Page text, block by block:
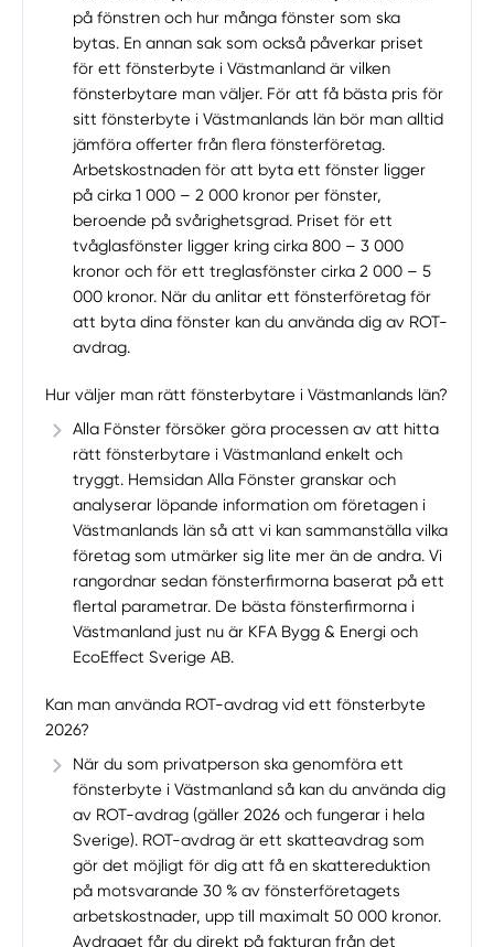
på fönstren och hur många fönster som ska
bytas. En annan sak som också påverkar priset
för ett fönsterbyte i Västmanland är vilken
fönsterbytare man väljer. För att få bästa pris för
sitt fönsterbyte i Västmanlands län bör man alltid
jämföra offerter från flera fönsterföretag.
Arbetskostnaden för att byta ett fönster ligger
på cirka 1 000 – 2 000 kronor per fönster,
beroende på svårighetsgrad. Priset för ett
tvåglasfönster ligger kring cirka 800 – 3 000
kronor och för ett treglasfönster cirka 2 000 – 5
000 kronor. När du anlitar ett fönsterföretag för
att byta dina fönster kan du använda dig av ROT-
avdrag.
Hur väljer man rätt fönsterbytare i Västmanlands län?
Alla Fönster försöker göra processen av att hitta
rätt fönsterbytare i Västmanland enkelt och
tryggt. Hemsidan Alla Fönster granskar och
analyserar löpande information om företagen i
Västmanlands län så att vi kan sammanställa vilka
företag som utmärker sig lite mer än de andra. Vi
rangordnar sedan fönsterfirmorna baserat på ett
flertal parametrar. De bästa fönsterfirmorna i
Västmanland just nu är KFA Bygg & Energi och
EcoEffect Sverige AB.
Kan man använda ROT-avdrag vid ett fönsterbyte
2026?
När du som privatperson ska genomföra ett
fönsterbyte i Västmanland så kan du använda dig
av ROT-avdrag (gäller 2026 och fungerar i hela
Sverige). ROT-avdrag är ett skatteavdrag som
gör det möjligt för dig att få en skattereduktion
på motsvarande 30 % av fönsterföretagets
arbetskostnader, upp till maximalt 50 000 kronor.
Avdraget får du direkt på fakturan från det